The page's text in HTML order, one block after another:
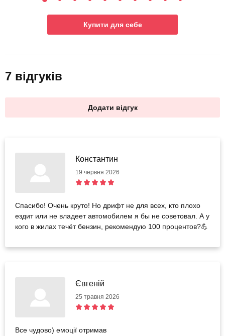
Купити для себе
7 відгуків
Додати відгук
Константин
19 червня 2026
Спасибо! Очень круто! Но дрифт не для всех, кто плохо
ездит или не владеет автомобилем я бы не советовал. А у
кого в жилах течёт бензин, рекомендую 100 процентов?💪
Євгеній
25 травня 2026
Все чудово) емоції отримав